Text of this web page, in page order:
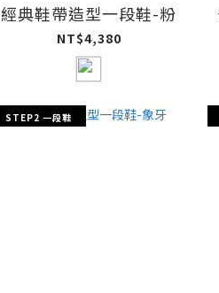
經典鞋帶造型一段鞋-粉
NT$4,380
STEP2 一段鞋